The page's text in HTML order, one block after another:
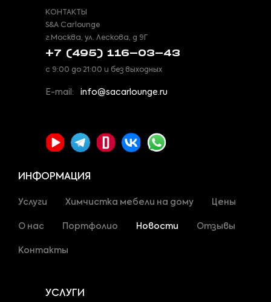
КОНТАКТЫ
S&A Carlounge
г.Москва, ул. Лескова, д 9Г
+7 (495) 116-03-43
с 9:00 до 21:00 и без выходных
E-mail: info@sacarlounge.ru
ИНФОРМАЦИЯ
Услуги Химчистка мебели на дому Цены
О нас Портфолио Новости Отзывы
Контакты
УСЛУГИ